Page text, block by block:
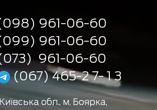
961-06-60
961-06-60
961-06-60
(067) 465-2 7- 1 3
Київська обл., м. Боярка,